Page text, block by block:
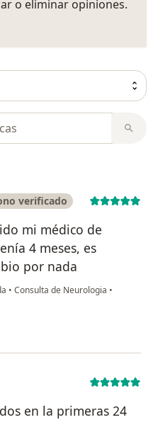
o eliminar opiniones.
verificado
mi médico de
4 meses, es
por nada
• Consulta de Neurologia •
en la primeras 24